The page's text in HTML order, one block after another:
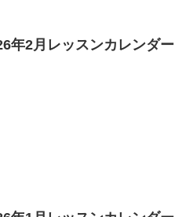
年2月レッスンカレンダー